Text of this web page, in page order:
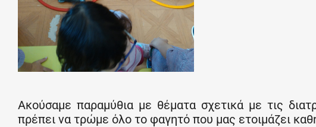
Ακούσαμε παραμύθια με θέματα σχετικά με τις
πρέπει να τρώμε όλο το φαγητό που μας ετοιμάζει